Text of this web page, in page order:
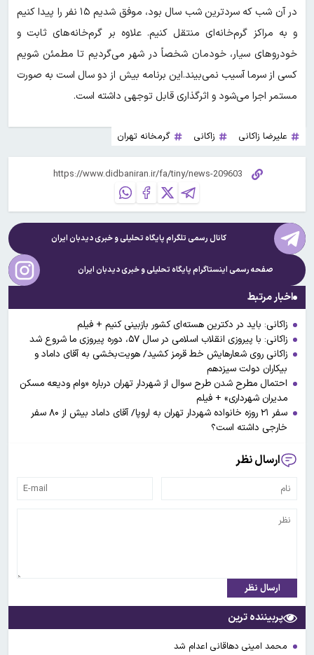
در آن شب که سردترین شب سال بود، موفق شدیم ۱۵ نفر را پیدا کنیم
و به مراکز گرم‌خانه‌ای منتقل کنیم. علاوه بر گرم‌خانه‌های ثابت و
خودروهای سیار، خودمان شخصاً در شهر می‌گردیم تا مطمئن شویم
کسی از سرما آسیب نمی‌بیند.این برنامه بیش از دو سال است به صورت
مستمر اجرا می‌شود و اثرگذاری قابل توجهی داشته است.
علیرضا زاکانی زاکانی گرمخانه تهران
کانال رسمی تلگرام پایگاه تحلیلی و خبریدیدبان ایران
صفحه رسمی اینستاگرام پایگاه تحلیلی و خبریدیدبان ایران
اخبار مرتبط
زاکانی: باید در دکترین هسته‌ای کشور بازبینی کنیم + فیلم
زاکانی: با پیروزی انقلاب اسلامی در سال ۵۷، دوره پیروزی ما شروع شد
زاکانی روی شعارهایش خط قرمز کشید/ هویت‌بخشی به آقای داماد و
بیکاران دولت سیزدهم
احتمال مطرح شدن طرح سوال از شهردار تهران درباره «وام ودیعه مسکن
مدیران شهرداری» + فیلم
سفر ۲۱ روزه خانواده شهردار تهران به اروپا/ آقای داماد بیش از ۸۰ سفر
خارجی داشته است؟
ارسال نظر
ارسال نظر
پربیننده ترین
محمد امینی دهاقانی اعدام شد